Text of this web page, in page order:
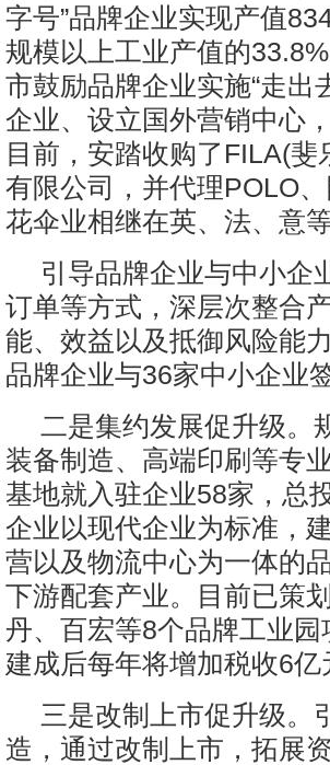
字号”品牌企业实现产值
规模以上工业产值的
市鼓励品牌企业实施“走出
企业、设立国外营销中心
目前，安踏收购了FILA(
有限公司，并代理POLO
花伞业相继在英、法、意
引导品牌企业与中小企
订单等方式，深层次整合
能、效益以及抵御风险能
品牌企业与36家中小企业
二是集约发展促升级。
装备制造、高端印刷等专
基地就入驻企业58家，总
企业以现代企业为标准，
营以及物流中心为一体的
下游配套产业。目前已策
丹、百宏等8个品牌工业
建成后每年将增加税收6亿
三是改制上市促升级。
造，通过改制上市，拓展